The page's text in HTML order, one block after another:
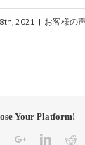
2021 | お客様の
Your Platform!